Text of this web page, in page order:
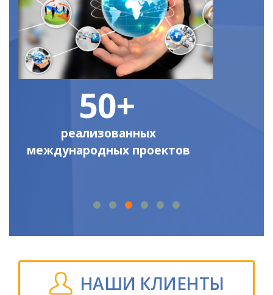
50+
реализованных
международных проектов
НАШИ КЛИЕНТЫ